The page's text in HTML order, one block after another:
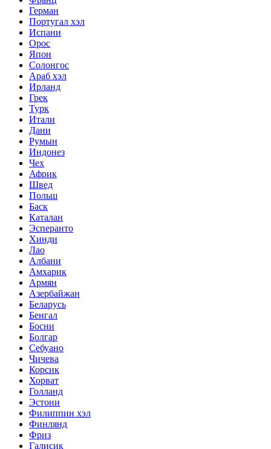
Герман
Португал хэл
Испани
Орос
Япон
Солонгос
Араб хэл
Ирланд
Грек
Турк
Итали
Дани
Румын
Индонез
Чех
Африк
Швед
Польш
Баск
Каталан
Эсперанто
Хинди
Лао
Албани
Амхарик
Армян
Азербайжан
Беларусь
Бенгал
Босни
Болгар
Себуано
Чичева
Корсик
Хорват
Голланд
Эстони
Филиппин хэл
Финлянд
Фриз
Галисик